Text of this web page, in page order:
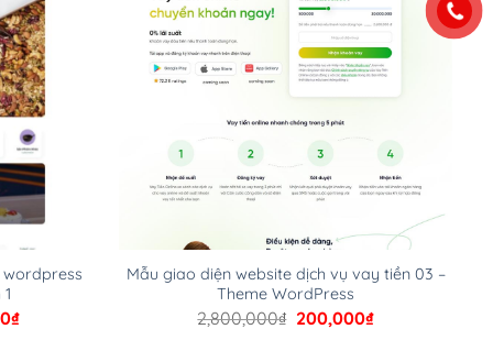
wordpress
₫Giá
Mẫu giao diện website dịch vụ vay tiền 03 –
Theme WordPress
2,800,000₫ Giá
200,000₫Giá